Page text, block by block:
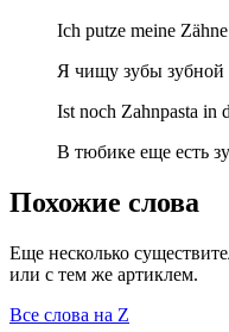
Ich putze meine
Я чищу зубы зубной
Ist noch Zahnpasta in
В тюбике еще есть
Похожие слова
Еще несколько
или с тем же артиклем.
Все слова на Z